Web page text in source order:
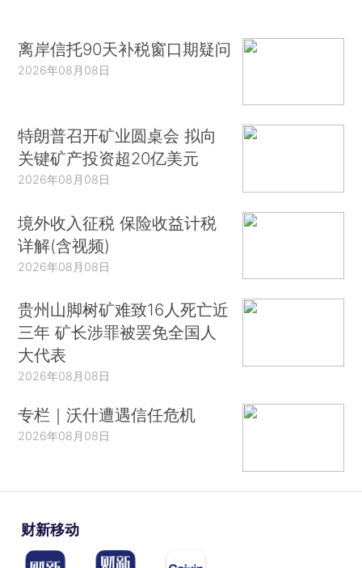
离岸信托90天补税窗口期疑问
2026年08月08日
特朗普召开矿业圆桌会 拟向
关键矿产投资超20亿美元
2026年08月08日
境外收入征税 保险收益计税
详解(含视频)
2026年08月08日
贵州山脚树矿难致16人死亡近
三年 矿长涉罪被罢免全国人
大代表
2026年08月08日
专栏｜沃什遭遇信任危机
2026年08月08日
财新移动